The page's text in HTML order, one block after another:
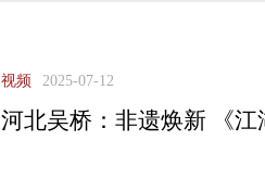
视频 2025-07-12
河北吴桥：非遗焕新 《